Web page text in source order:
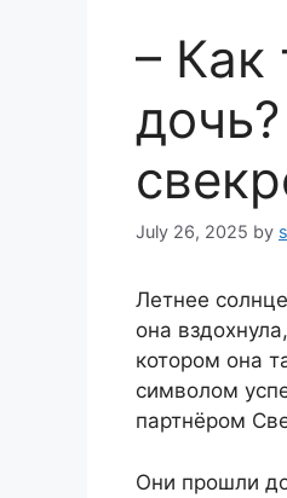
–
July 26, 2025 by
Летнее
она
котором она
символом
партнёром
Они прошли